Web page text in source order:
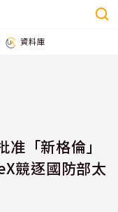
資料庫
「新格倫」
競逐國防部太